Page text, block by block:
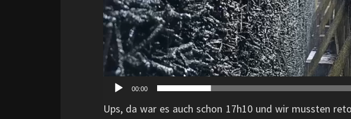
00:00
Ups, da war es auch schon 17h10 und wir mussten